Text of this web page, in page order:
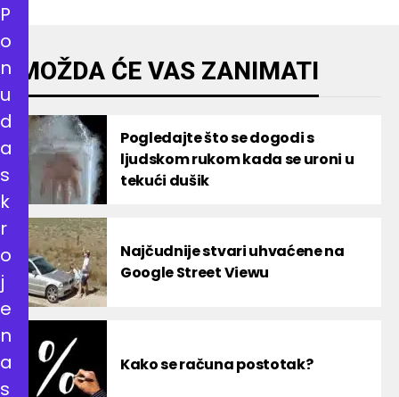
MOŽDA ĆE VAS ZANIMATI
Pogledajte što se dogodi s
ljudskom rukom kada se uroni u
tekući dušik
Najčudnije stvari uhvaćene na
Google Street Viewu
Kako se računa postotak?
P
o
n
u
d
a
s
k
r
o
j
e
n
a
s